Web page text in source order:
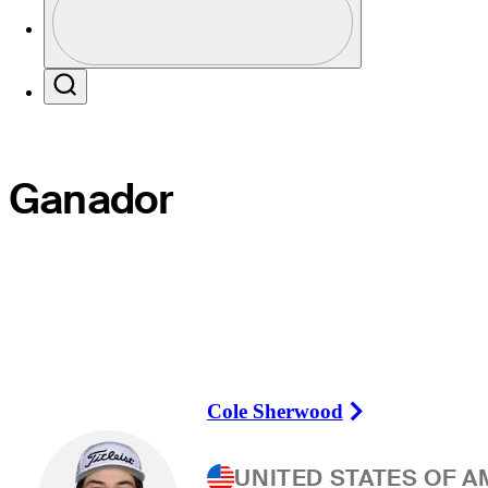
Profile / PGA Tour Pass Logo
Ganador
Cole Sherwood
Right Arrow
UNITED STATES OF